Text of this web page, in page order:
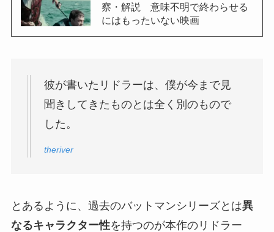
察・解説 意味不明で終わらせる
にはもったいない映画
彼が書いたリドラーは、僕が今まで見
聞きしてきたものとは全く別のもので
した。
theriver
とあるように、過去のバットマンシリーズとは異
なるキャラクター性を持つのが本作のリドラー